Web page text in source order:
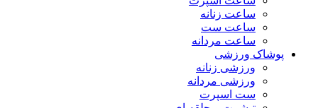
ساعت زنانه
ساعت ست
ساعت مردانه
پوشاک ورزشی
ورزشی زنانه
ورزشی مردانه
ست اسپرت